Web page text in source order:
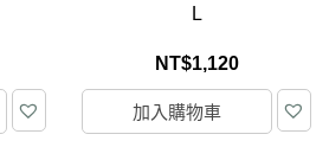
L
NT$1,120
加入購物車